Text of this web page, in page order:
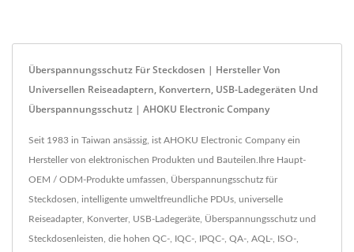
Überspannungsschutz Für Steckdosen | Hersteller Von
Universellen Reiseadaptern, Konvertern, USB-Ladegeräten Und
Überspannungsschutz | AHOKU Electronic Company
Seit 1983 in Taiwan ansässig, ist AHOKU Electronic Company ein
Hersteller von elektronischen Produkten und Bauteilen.Ihre Haupt-
OEM / ODM-Produkte umfassen, Überspannungsschutz für
Steckdosen, intelligente umweltfreundliche PDUs, universelle
Reiseadapter, Konverter, USB-Ladegeräte, Überspannungsschutz und
Steckdosenleisten, die hohen QC-, IQC-, IPQC-, QA-, AQL-, ISO-,